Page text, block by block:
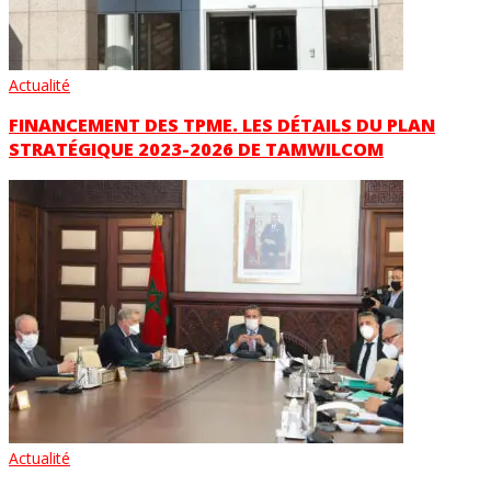
Actualité
FINANCEMENT DES TPME. LES DÉTAILS DU PLAN
STRATÉGIQUE 2023-2026 DE TAMWILCOM
Actualité